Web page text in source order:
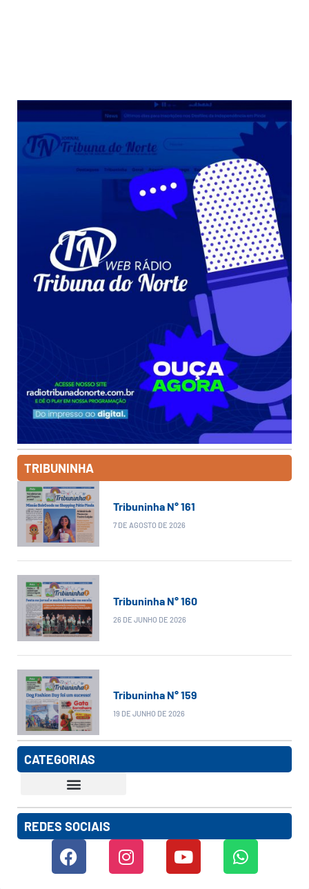
TRIBUNINHA
Tribuninha N° 161
7 DE AGOSTO DE 2026
Tribuninha N° 160
26 DE JUNHO DE 2026
Tribuninha N° 159
19 DE JUNHO DE 2026
CATEGORIAS
REDES SOCIAIS